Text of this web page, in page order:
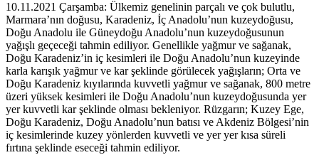
10.11.2021 Çarşamba: Ülkemiz genelinin parçalı ve çok bulutlu,
Marmara’nın doğusu, Karadeniz, İç Anadolu’nun kuzeydoğusu,
Doğu Anadolu ile Güneydoğu Anadolu’nun kuzeydoğusunun
yağışlı geçeceği tahmin ediliyor. Genellikle yağmur ve sağanak,
Doğu Karadeniz’in iç kesimleri ile Doğu Anadolu’nun kuzeyinde
karla karışık yağmur ve kar şeklinde görülecek yağışların; Orta ve
Doğu Karadeniz kıyılarında kuvvetli yağmur ve sağanak, 800 metre
üzeri yüksek kesimleri ile Doğu Anadolu’nun kuzeydoğusunda yer
yer kuvvetli kar şeklinde olması bekleniyor. Rüzgarın; Kuzey Ege,
Doğu Karadeniz, Doğu Anadolu’nun batısı ve Akdeniz Bölgesi’nin
iç kesimlerinde kuzey yönlerden kuvvetli ve yer yer kısa süreli
fırtına şeklinde eseceği tahmin ediliyor.